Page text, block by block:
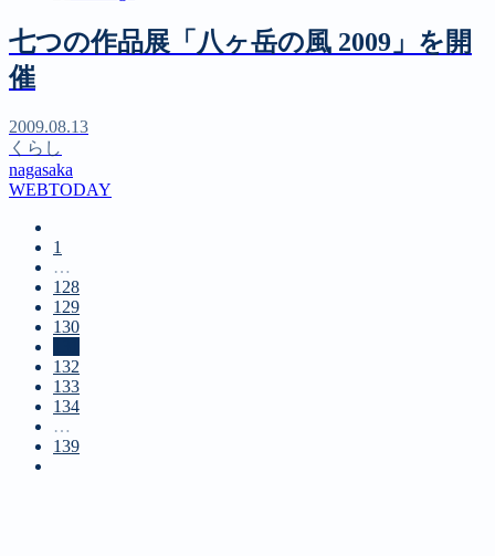
七つの作品展「八ヶ岳の風 2009」を開
催
2009.08.13
くらし
nagasaka
WEBTODAY
1
…
128
129
130
132
133
134
…
139